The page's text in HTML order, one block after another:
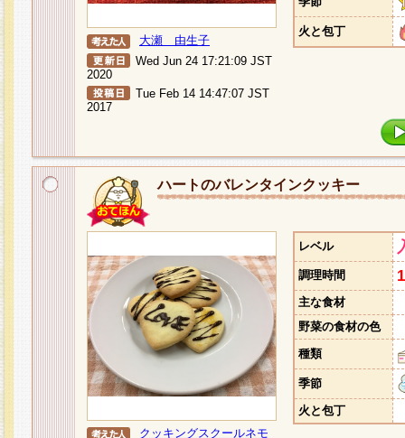
大瀬 由生子
Wed Jun 24 17:21:09 JST
2020
Tue Feb 14 14:47:07 JST
2017
火と包丁
ハートのバレンタインクッキー
クッキングスクールネモ
レベル
調理時間
主な食材
野菜の食材の色
種類
季節
火と包丁